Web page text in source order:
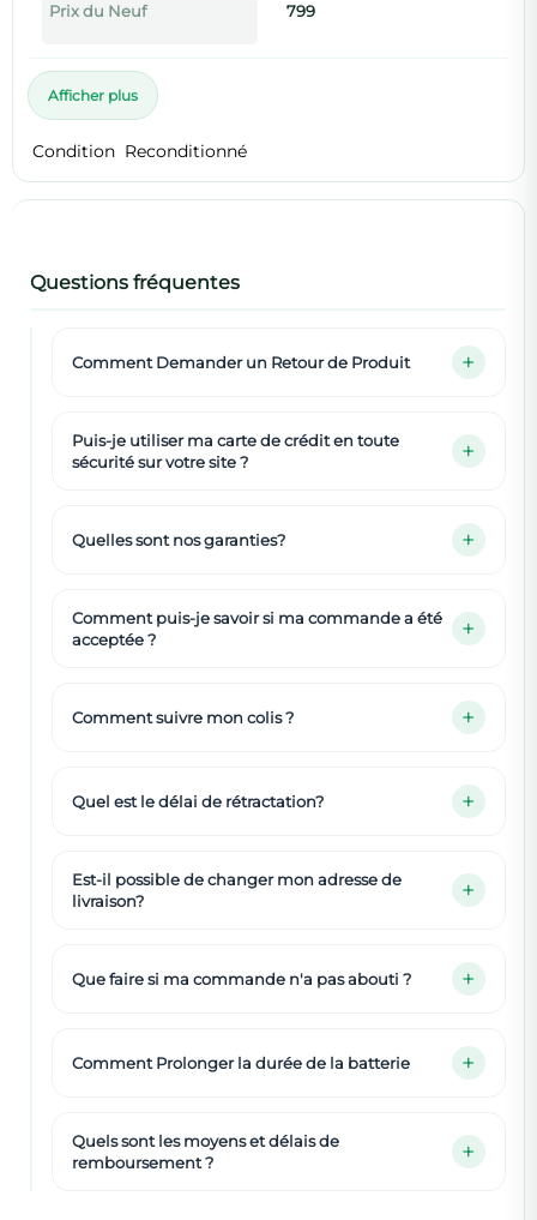
Prix du Neuf 799
Afficher plus
Condition Reconditionné
Questions fréquentes
Comment Demander un Retour de Produit
Puis-je utiliser ma carte de crédit en toute
sécurité sur votre site ?
Quelles sont nos garanties?
Comment puis-je savoir si ma commande a été
acceptée ?
Comment suivre mon colis ?
Quel est le délai de rétractation?
Est-il possible de changer mon adresse de
livraison?
Que faire si ma commande n'a pas abouti ?
Comment Prolonger la durée de la batterie
Quels sont les moyens et délais de
remboursement ?